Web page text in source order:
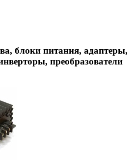
блоки питания, адаптеры,
преобразователи